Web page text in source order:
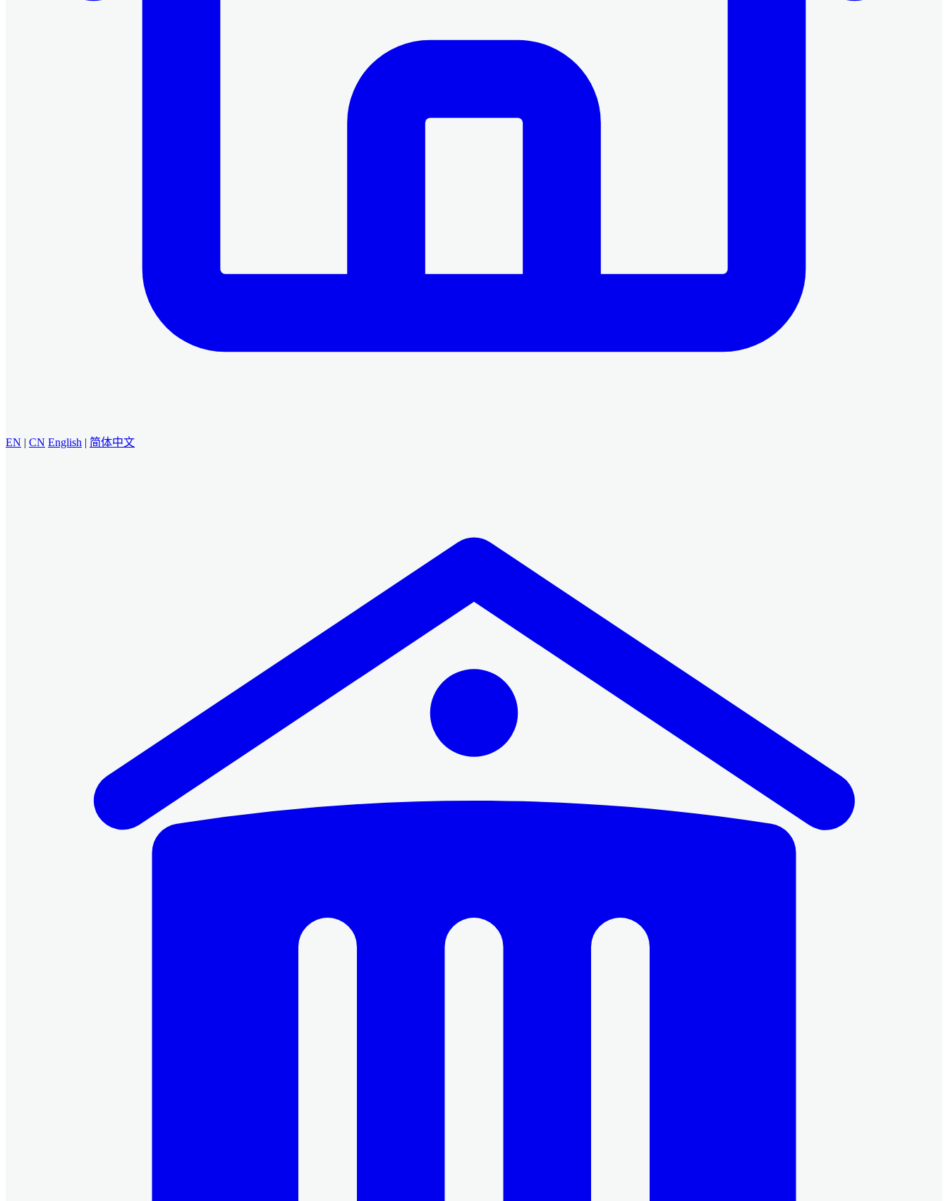
EN | CN English | 简体中文